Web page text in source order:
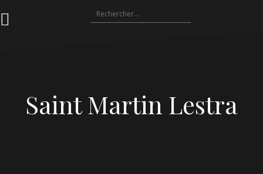
au
Rechercher :
Saint Martin Lestra